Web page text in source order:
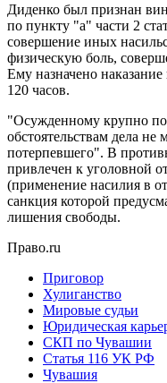
Диденко был признан
по пункту "а" части 2
совершение иных
физическую боль,
Ему назначено
120 часов.
"Осужденному крупно
обстоятельствам дела
потерпевшего". В
привлечен к уголовной
(применение насилия в
санкция которой
лишения свободы.
Право.ru
Приговор
Хулиганство
Мировые судьи
Юридическая
СКП по Чувашии
Статья 116 УК РФ
Чувашия